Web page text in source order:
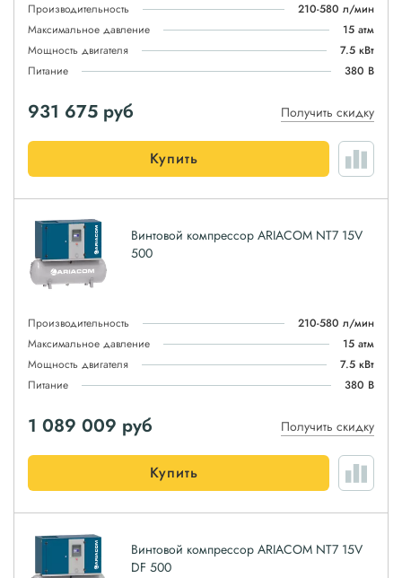
Производительность
210-580 л/мин
Максимальное давление
15 атм
Мощность двигателя
7.5 кВт
Питание
380 В
931 675 руб Получить скидку
Купить
Винтовой компрессор ARIACOM NT7 15V
500
Производительность
210-580 л/мин
Максимальное давление
15 атм
Мощность двигателя
7.5 кВт
Питание
380 В
1 089 009 руб Получить скидку
Купить
Винтовой компрессор ARIACOM NT7 15V
DF 500